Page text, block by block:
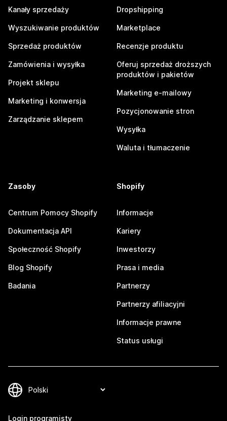
Kanały sprzedaży
Wyszukiwanie produktów
Sprzedaż produktów
Zamówienia i wysyłka
Projekt sklepu
Marketing i konwersja
Zarządzanie sklepem
Dropshipping
Marketplace
Recenzje produktu
Oferuj sprzedaż droższych
produktów i pakietów
Marketing e-mailowy
Pozycjonowanie stron
Wysyłka
Waluta i tłumaczenie
Zasoby
Centrum Pomocy Shopify
Dokumentacja API
Społeczność Shopify
Blog Shopify
Badania
Shopify
Informacje
Kariery
Inwestorzy
Prasa i media
Partnerzy
Partnerzy afiliacyjni
Informacje prawne
Status usługi
Login programisty